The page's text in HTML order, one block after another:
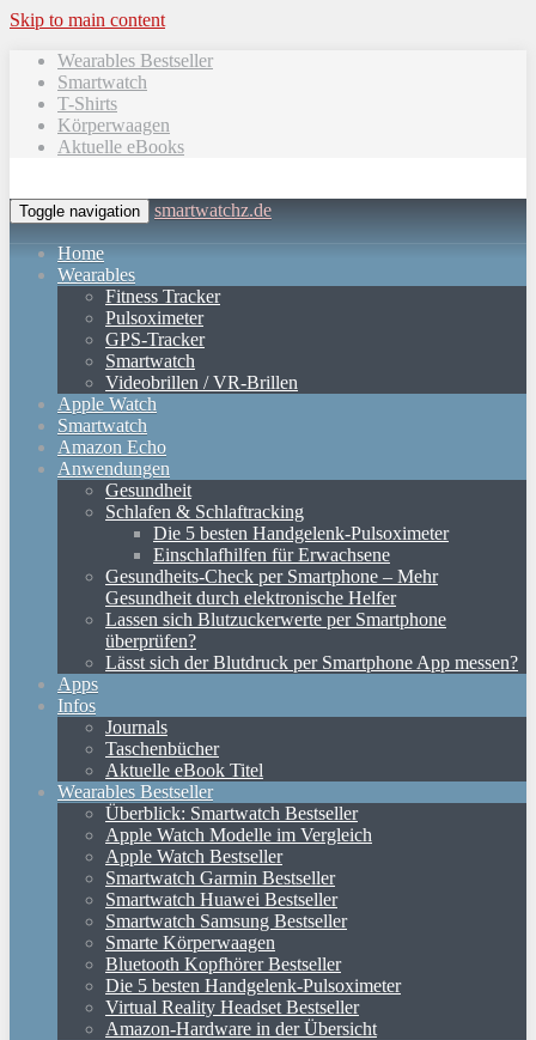
Skip to main content
Wearables Bestseller
Smartwatch
T-Shirts
Körperwaagen
Aktuelle eBooks
Toggle navigation smartwatchz.de
Home
Wearables
Fitness Tracker
Pulsoximeter
GPS-Tracker
Smartwatch
Videobrillen / VR-Brillen
Apple Watch
Smartwatch
Amazon Echo
Anwendungen
Gesundheit
Schlafen & Schlaftracking
Die 5 besten Handgelenk-Pulsoximeter
Einschlafhilfen für Erwachsene
Gesundheits-Check per Smartphone – Mehr
Gesundheit durch elektronische Helfer
Lassen sich Blutzuckerwerte per Smartphone
überprüfen?
Lässt sich der Blutdruck per Smartphone App messen?
Apps
Infos
Journals
Taschenbücher
Aktuelle eBook Titel
Wearables Bestseller
Überblick: Smartwatch Bestseller
Apple Watch Modelle im Vergleich
Apple Watch Bestseller
Smartwatch Garmin Bestseller
Smartwatch Huawei Bestseller
Smartwatch Samsung Bestseller
Smarte Körperwaagen
Bluetooth Kopfhörer Bestseller
Die 5 besten Handgelenk-Pulsoximeter
Virtual Reality Headset Bestseller
Amazon-Hardware in der Übersicht